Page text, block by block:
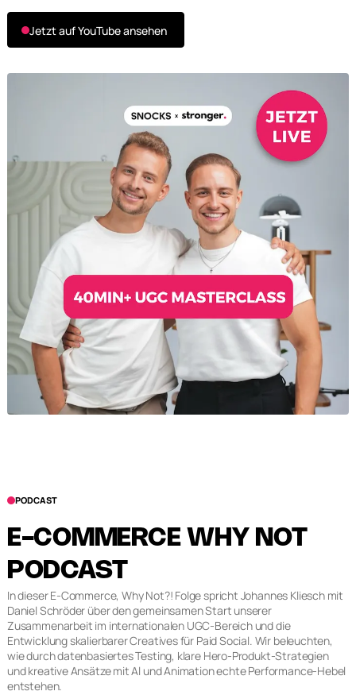
Jetzt auf YouTube ansehen
PODCAST
E-COMMERCE WHY NOT
PODCAST
In dieser E-Commerce, Why Not?! Folge spricht Johannes Kliesch mit
Daniel Schröder über den gemeinsamen Start unserer
Zusammenarbeit im internationalen UGC-Bereich und die
Entwicklung skalierbarer Creatives für Paid Social. Wir beleuchten,
wie durch datenbasiertes Testing, klare Hero-Produkt-Strategien
und kreative Ansätze mit Al und Animation echte Performance-Hebel
entstehen.